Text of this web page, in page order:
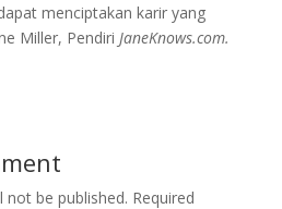
menciptakan karir yang
Miller, Pendiri JaneKnows.com.
not be published. Required